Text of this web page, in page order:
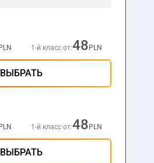
PLN 1-й класс от:48 PLN
ВЫБРАТЬ
PLN 1-й класс от:48 PLN
ВЫБРАТЬ